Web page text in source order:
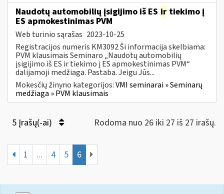
Naudotų automobilių įsigijimo iš ES ir tiekimo į
ES apmokestinimas PVM
Web turinio sąrašas 2023-10-25
Registracijos numeris KM3092 Ši informacija skelbiama:
PVM klausimais Seminaro „Naudotų automobilių
įsigijimo iš ES ir tiekimo į ES apmokestinimas PVM“
dalijamoji medžiaga. Pastaba. Jeigu Jūs...
Mokesčių žinyno kategorijos:VMI seminarai » Seminarų
medžiaga » PVM klausimais
5 Įrašų(-ai) Rodoma nuo 26 iki 27 iš 27 irašų.
1 ... 4 5 6